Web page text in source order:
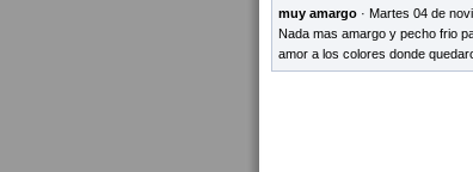
muy amargo · Martes 04 de
Nada mas amargo y pecho frio
amor a los colores donde